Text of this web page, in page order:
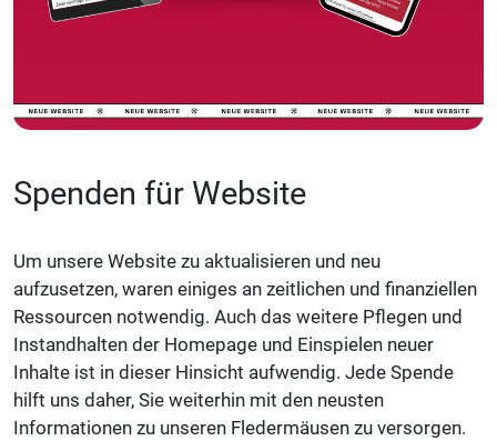
Spenden für Website
Um unsere Website zu aktualisieren und neu
aufzusetzen, waren einiges an zeitlichen und finanziellen
Ressourcen notwendig. Auch das weitere Pflegen und
Instandhalten der Homepage und Einspielen neuer
Inhalte ist in dieser Hinsicht aufwendig. Jede Spende
hilft uns daher, Sie weiterhin mit den neusten
Informationen zu unseren Fledermäusen zu versorgen.